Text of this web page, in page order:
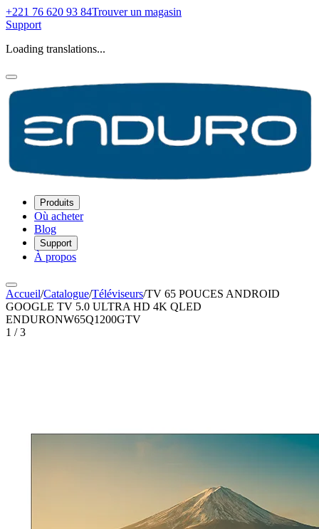
+221 76 620 93 84Trouver un magasin
Support
Loading translations...
Produits
Où acheter
Blog
Support
À propos
Accueil/Catalogue/Téléviseurs/TV 65 POUCES ANDROID
GOOGLE TV 5.0 ULTRA HD 4K QLED
ENDURONW65Q1200GTV
1 / 3